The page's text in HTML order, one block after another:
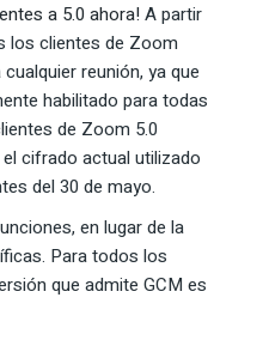
a 5.0 ahora!A partir
los clientes de Zoom
reunión, ya que
habilitado para todas
de Zoom 5.0
cifrado actual utilizado
del 30 de mayo.
en lugar de la
Para todos los
que admite GCM es